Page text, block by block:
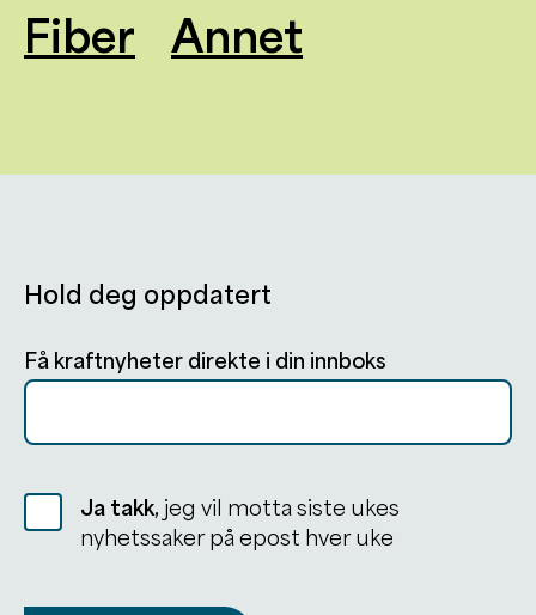
Fiber
Annet
Hold deg oppdatert
Få kraftnyheter direkte i din innboks
Ja takk, jeg vil motta siste ukes
nyhetssaker på epost hver uke